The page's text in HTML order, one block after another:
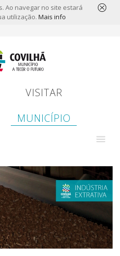
Ao navegar no site estará
utilização. Mais info
VISITAR
MUNICÍPIO